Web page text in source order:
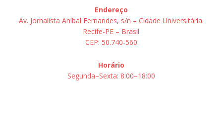
Endereço
Av. Jornalista Aníbal Fernandes, s/n – Cidade Universitária.
Recife-PE – Brasil
CEP: 50.740-560
Horário
Segunda–Sexta: 8:00–18:00